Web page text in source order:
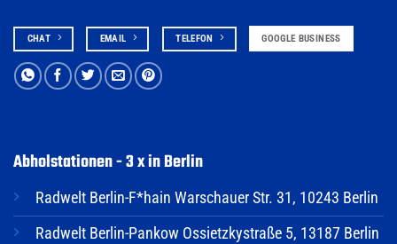
CHAT EMAIL TELEFON GOOGLE BUSINESS
Abholstationen - 3 x in Berlin
Radwelt Berlin-F*hain Warschauer Str. 31, 10243 Berlin
Radwelt Berlin-Pankow Ossietzkystraße 5, 13187 Berlin